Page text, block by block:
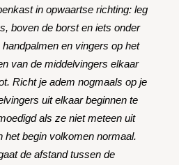
in opwaartse richting: leg
boven de borst en iets onder
en vingers op het
van de middelvingers elkaar
Richt je adem nogmaals op je
uit elkaar beginnen te
als ze niet meteen uit
het begin volkomen normaal.
de afstand tussen de